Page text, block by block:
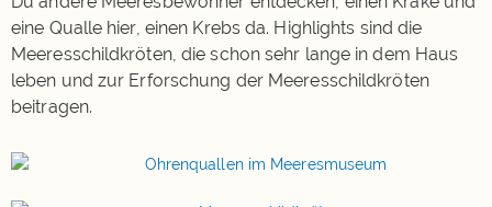
eine Qualle hier, einen Krebs da. Highlights sind die
Meeresschildkröten, die schon sehr lange in dem Haus
leben und zur Erforschung der Meeresschildkröten
beitragen.